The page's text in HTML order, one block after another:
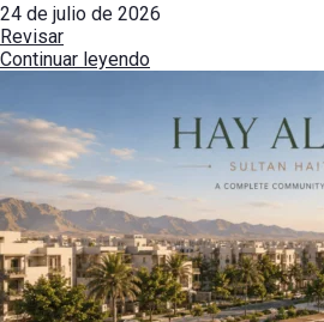
24 de julio de 2026
Revisar
Continuar leyendo